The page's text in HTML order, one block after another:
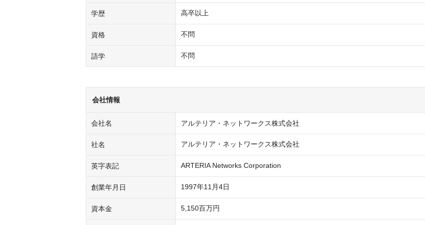
学歴 高卒以上
資格 不問
語学 不問
会社情報
会社名 アルテリア・ネットワークス株式会社
社名 アルテリア・ネットワークス株式会社
英字表記 ARTERIA Networks Corporation
創業年月日 1997年11月4日
資本金 5,150百万円